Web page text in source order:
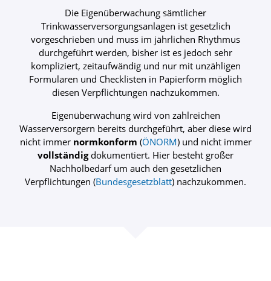
Die Eigenüberwachung sämtlicher
Trinkwasserversorgungsanlagen ist gesetzlich
vorgeschrieben und muss im jährlichen Rhythmus
durchgeführt werden, bisher ist es jedoch sehr
kompliziert, zeitaufwändig und nur mit unzähligen
Formularen und Checklisten in Papierform möglich
diesen Verpflichtungen nachzukommen.
Eigenüberwachung wird von zahlreichen
Wasserversorgern bereits durchgeführt, aber diese wird
nicht immer normkonform (ÖNORM) und nicht immer
vollständigdokumentiert. Hier besteht großer
Nachholbedarf um auch den gesetzlichen
Verpflichtungen (Bundesgesetzblatt) nachzukommen.